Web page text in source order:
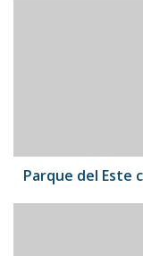
inauguración
Parque del Este